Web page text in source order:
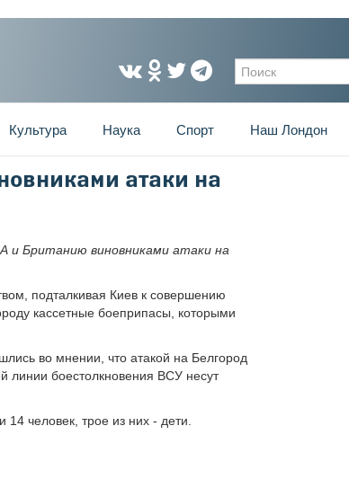
Форма
Культура Наука Спорт Наш Лондон
атаки на
Британию виновниками атаки на
подталкивая Киев к совершению
кассетные боеприпасы, которыми
во мнении, что атакой на Белгород
линии боестолкновения ВСУ несут
человек, трое из них - дети.